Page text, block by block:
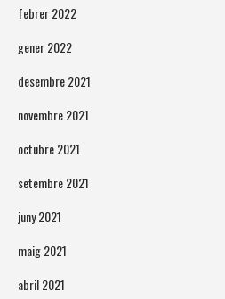
febrer 2022
gener 2022
desembre 2021
novembre 2021
octubre 2021
setembre 2021
juny 2021
maig 2021
abril 2021